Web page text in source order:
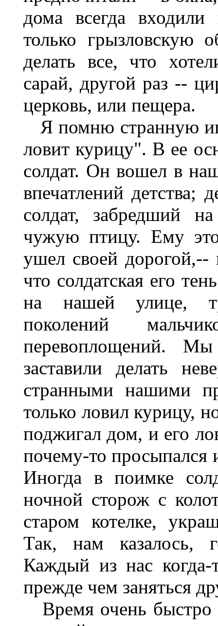
дома всегда
только грызловскую
делать все, что
сарай, другой раз --
церковь, или пещера.
Я помню странную
ловит курицу". В ее
солдат. Он вошел в
впечатлений детства;
солдат, забредший
чужую птицу. Ему
ушел своей
что солдатская его
на нашей улице,
поколений
перевоплощений.
заставили делать
странными нашими
только ловил курицу,
поджигал дом, и его
почему-то просыпался
Иногда в поимке
ночной сторож с
старом котелке,
Так, нам казалось,
Каждый из нас
прежде чем заняться
Время очень быстро